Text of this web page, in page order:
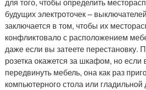
будущих электроточек –
заключается в том, чтобы их
конфликтовало с расположением
даже если вы затеете перестановку.
розетка окажется за шкафом, но если
передвинуть мебель, она как раз
компьютерного стола или гладильной